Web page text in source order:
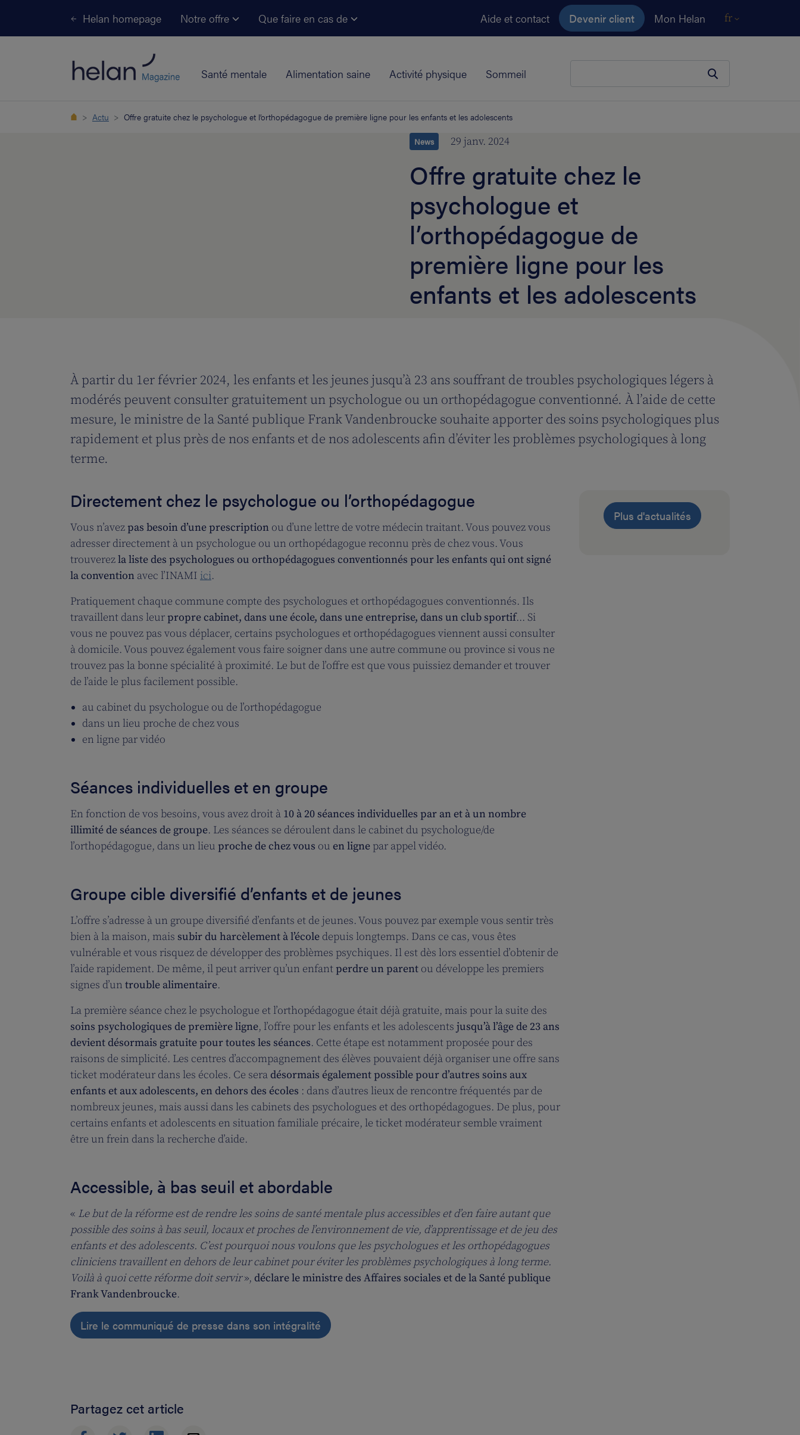
Helan homepage Notre offre Que faire en cas de Aide et contact Devenir client Mon Helan fr
Santé mentale Alimentation saine Activité physique Sommeil
Actu Offre gratuite chez le psychologue et l’orthopédagogue de première ligne pour les enfants et les adolescents
News 29 janv. 2024
Offre gratuite chez le
psychologue et
l’orthopédagogue de
première ligne pour les
enfants et les adolescents
À partir du 1er février 2024, les enfants et les jeunes jusqu’à 23 ans souffrant de troubles psychologiques légers à
modérés peuvent consulter gratuitement un psychologue ou un orthopédagogue conventionné. À l’aide de cette
mesure, le ministre de la Santé publique Frank Vandenbroucke souhaite apporter des soins psychologiques plus
rapidement et plus près de nos enfants et de nos adolescents afin d’éviter les problèmes psychologiques à long
terme.
Directement chez le psychologue ou l’orthopédagogue
Vous n’avezpas besoin d’une prescription ou d’une lettre de votre médecin traitant. Vous pouvez vous
adresser directement à un psychologue ou un orthopédagogue reconnu près de chez vous. Vous
trouverezla liste des psychologues ou orthopédagogues conventionnés pour les enfants qui ont signé
la convention avec l’INAMI ici.
Pratiquement chaque commune compte des psychologues et orthopédagogues conventionnés. Ils
travaillent dans leurpropre cabinet, dans une école, dans une entreprise, dans un club sportif... Si
vous ne pouvez pas vous déplacer, certains psychologues et orthopédagogues viennent aussi consulter
à domicile. Vous pouvez également vous faire soigner dans une autre commune ou province si vous ne
trouvez pas la bonne spécialité à proximité. Le but de l’offre est que vous puissiez demander et trouver
de l’aide le plus facilement possible.
au cabinet du psychologue ou de l’orthopédagogue
dans un lieu proche de chez vous
en ligne par vidéo
Séances individuelles et en groupe
En fonction de vos besoins, vous avez droit à 10 à 20 séances individuelles par an et à un nombre
illimité de séances de groupe. Les séances se déroulent dans le cabinet du psychologue/de
l’orthopédagogue, dans un lieu proche de chez vous ou en ligne par appel vidéo.
Groupe cible diversifié d’enfants et de jeunes
L’offre s’adresse à un groupe diversifié d’enfants et de jeunes. Vous pouvez par exemple vous sentir très
bien à la maison, mais subir du harcèlement à l’école depuis longtemps. Dans ce cas, vous êtes
vulnérable et vous risquez de développer des problèmes psychiques. Il est dès lors essentiel d’obtenir de
l’aide rapidement. De même, il peut arriver qu’un enfantperdre un parent ou développe les premiers
signes d’un trouble alimentaire.
La première séance chez le psychologue et l’orthopédagogue était déjà gratuite, mais pour la suite des
soins psychologiques de première ligne, l’offre pour les enfants et les adolescents jusqu’à l’âge de 23 ans
devient désormais gratuite pour toutes les séances. Cette étape est notamment proposée pour des
raisons de simplicité. Les centres d’accompagnement des élèves pouvaient déjà organiser une offre sans
ticket modérateur dans les écoles. Ce sera désormais également possible pour d’autres soins aux
enfants et aux adolescents, en dehors des écoles : dans d’autres lieux de rencontre fréquentés par de
nombreux jeunes, mais aussi dans les cabinets des psychologues et des orthopédagogues. De plus, pour
certains enfants et adolescents en situation familiale précaire, le ticket modérateur semble vraiment
être un frein dans la recherche d’aide.
Accessible, à bas seuil et abordable
« Le but de la réforme est de rendre les soins de santé mentale plus accessibles et d’en faire autant que
possible des soins à bas seuil, locaux et proches de l’environnement de vie, d’apprentissage et de jeu des
enfants et des adolescents. C’est pourquoi nous voulons que les psychologues et les orthopédagogues
cliniciens travaillent en dehors de leur cabinet pour éviter les problèmes psychologiques à long terme.
Voilà à quoi cette réforme doit servir», déclare le ministre des Affaires sociales et de la Santé publique
Frank Vandenbroucke.
Lire le communiqué de presse dans son intégralité
Plus d'actualités
Partagez cet article